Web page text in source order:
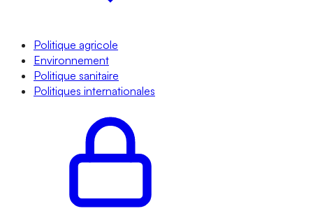
Politique agricole
Environnement
Politique sanitaire
Politiques internationales